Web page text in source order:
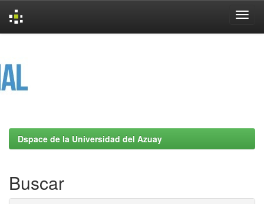
Dspace de la Universidad del Azuay
Buscar